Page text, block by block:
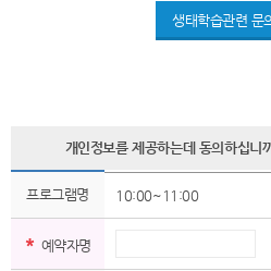
생태학습관련 문
개인정보를 제공하는데 동의하십니
프로그램명 10:00~11:00
* 예약자명